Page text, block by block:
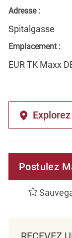
Adresse :
Spitalgasse
Emplacement :
EUR TK Maxx
Postulez